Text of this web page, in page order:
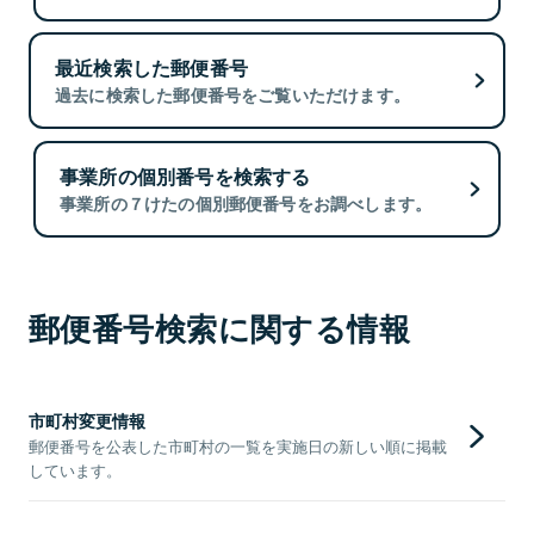
最近検索した郵便番号
過去に検索した郵便番号をご覧いただけます。
事業所の個別番号を検索する
事業所の７けたの個別郵便番号をお調べします。
郵便番号検索に関する情報
市町村変更情報
郵便番号を公表した市町村の一覧を実施日の新しい順に掲載
しています。